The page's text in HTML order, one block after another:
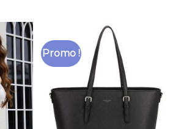
Promo !